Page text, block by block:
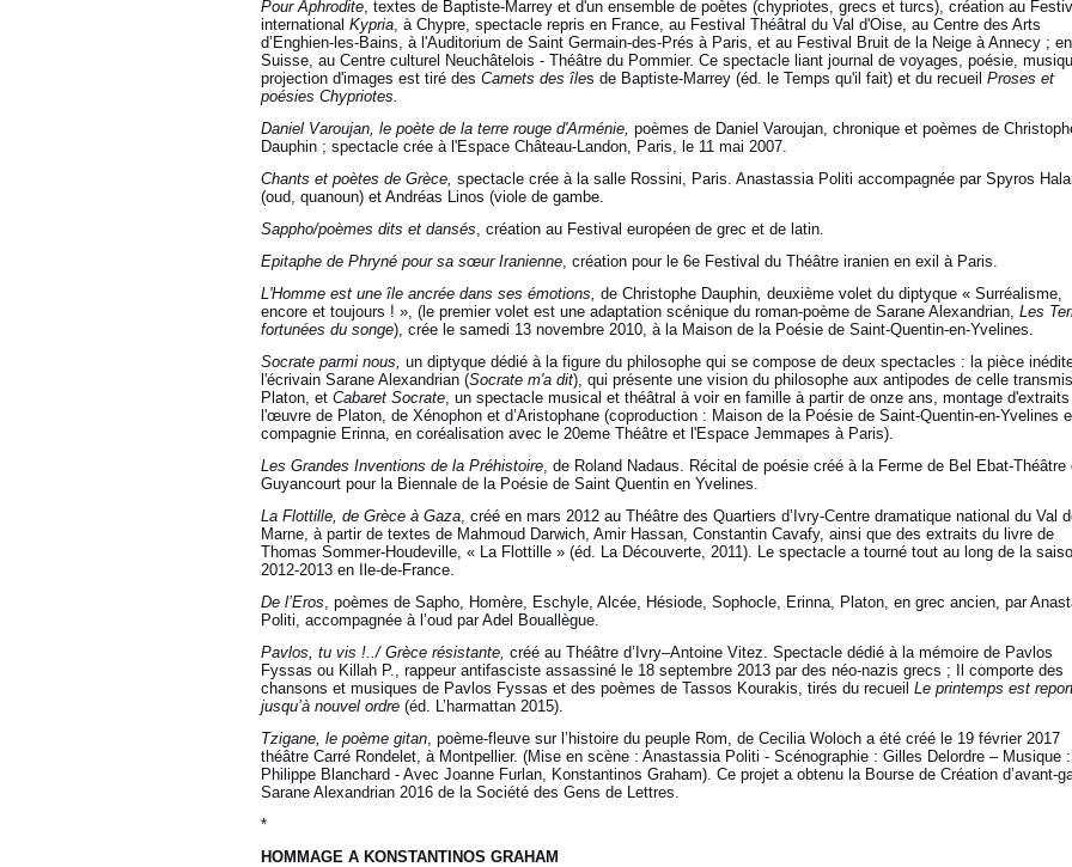
Pour Aphrodite, textes de Baptiste-Marrey et d'un ensemble de poètes (chypriotes, grecs et turcs), création au
international Kypria, à Chypre, spectacle repris en France, au Festival Théâtral du Val d'Oise, au Centre des Arts
d’Enghien-les-Bains, à l'Auditorium de Saint Germain-des-Prés à Paris, et au Festival Bruit de la Neige à Annecy ; en
Suisse, au Centre culturel Neuchâtelois - Théâtre du Pommier. Ce spectacle liant journal de voyages, poésie,
projection d'images est tiré des Carnets des îles de Baptiste-Marrey (éd. le Temps qu'il fait) et du recueil Proses et
poésies Chypriotes.
Daniel Varoujan, le poète de la terre rouge d'Arménie, poèmes de Daniel Varoujan, chronique et poèmes de
Dauphin ; spectacle crée à l'Espace Château-Landon, Paris, le 11 mai 2007.
Chants et poètes de Grèce, spectacle crée à la salle Rossini, Paris. Anastassia Politi accompagnée par Spyros
(oud, quanoun) et Andréas Linos (viole de gambe.
Sappho/poèmes dits et dansés, création au Festival européen de grec et de latin.
Epitaphe de Phryné pour sa sœur Iranienne, création pour le 6e Festival du Théâtre iranien en exil à Paris.
L'Homme est une île ancrée dans ses émotions, de Christophe Dauphin, deuxième volet du diptyque « Surréalisme,
encore et toujours ! », (le premier volet est une adaptation scénique du roman-poème de Sarane Alexandrian, Les
fortunées du songe), crée le samedi 13 novembre 2010, à la Maison de la Poésie de Saint-Quentin-en-Yvelines.
Socrate parmi nous, un diptyque dédié à la figure du philosophe qui se compose de deux spectacles : la pièce
l'écrivain Sarane Alexandrian (Socrate m'a dit), qui présente une vision du philosophe aux antipodes de celle
Platon, et Cabaret Socrate, un spectacle musical et théâtral à voir en famille à partir de onze ans, montage
l'œuvre de Platon, de Xénophon et d’Aristophane (coproduction : Maison de la Poésie de Saint-Quentin-en-Yvelines
compagnie Erinna, en coréalisation avec le 20eme Théâtre et l'Espace Jemmapes à Paris).
Les Grandes Inventions de la Préhistoire, de Roland Nadaus. Récital de poésie créé à la Ferme de Bel Ebat-Théâtre
Guyancourt pour la Biennale de la Poésie de Saint Quentin en Yvelines.
La Flottille, de Grèce à Gaza, créé en mars 2012 au Théâtre des Quartiers d’Ivry-Centre dramatique national du Val
Marne, à partir de textes de Mahmoud Darwich, Amir Hassan, Constantin Cavafy, ainsi que des extraits du livre de
Thomas Sommer-Houdeville, « La Flottille » (éd. La Découverte, 2011). Le spectacle a tourné tout au long de la
2012-2013 en Ile-de-France.
De l’Eros, poèmes de Sapho, Homère, Eschyle, Alcée, Hésiode, Sophocle, Erinna, Platon, en grec ancien, par
Politi, accompagnée à l’oud par Adel Bouallègue.
Pavlos, tu vis !../ Grèce résistante, créé au Théâtre d’Ivry–Antoine Vitez. Spectacle dédié à la mémoire de Pavlos
Fyssas ou Killah P., rappeur antifasciste assassiné le 18 septembre 2013 par des néo-nazis grecs ; Il comporte des
chansons et musiques de Pavlos Fyssas et des poèmes de Tassos Kourakis, tirés du recueil Le printemps est
jusqu’à nouvel ordre (éd. L’harmattan 2015).
Tzigane, le poème gitan, poème-fleuve sur l’histoire du peuple Rom, de Cecilia Woloch a été créé le 19 février 2017
théâtre Carré Rondelet, à Montpellier. (Mise en scène : Anastassia Politi - Scénographie : Gilles Delordre – Musique :
Philippe Blanchard - Avec Joanne Furlan, Konstantinos Graham). Ce projet a obtenu la Bourse de Création d’avant-
Sarane Alexandrian 2016 de la Société des Gens de Lettres.
*
HOMMAGE A KONSTANTINOS GRAHAM